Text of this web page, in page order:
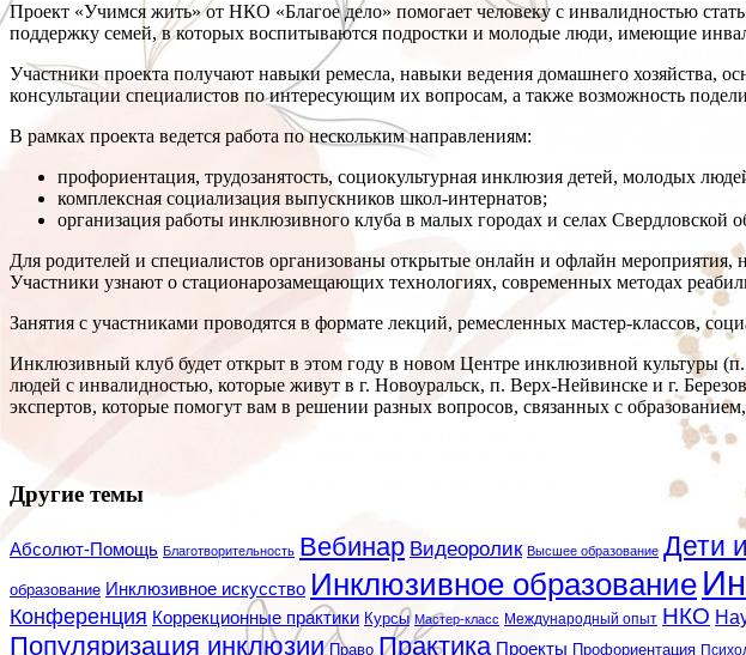
Проект «Учимся жить» от НКО «Благое дело» помогает человеку с инвалидностью
поддержку семей, в которых воспитываются подростки и молодые люди, имеющие
Участники проекта получают навыки ремесла, навыки ведения домашнего хозяйства,
консультации специалистов по интересующим их вопросам, а также возможность
В рамках проекта ведется работа по нескольким направлениям:
профориентация, трудозанятость, социокультурная инклюзия детей, молодых
комплексная социализация выпускников школ-интернатов;
организация работы инклюзивного клуба в малых городах и селах Свердловской
Для родителей и специалистов организованы открытые онлайн и офлайн
Участники узнают о стационарозамещающих технологиях, современных методах
Занятия с участниками проводятся в формате лекций, ремесленных мастер-классов,
Инклюзивный клуб будет открыт в этом году в новом Центре инклюзивной культуры
людей с инвалидностью, которые живут в г. Новоуральск, п. Верх-Нейвинске и г.
экспертов, которые помогут вам в решении разных вопросов, связанных с
Другие темы
Абсолют-Помощь Благотворительность Вебинар Видеоролик Высшее образование Дети
образование Инклюзивное искусство Инклюзивное образование
Конференция Коррекционные практики Курсы Мастер-класс Международный опыт НКО
Популяризация инклюзии Право Практика Проекты Профориентация